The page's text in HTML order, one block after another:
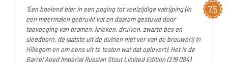
7,5
"Een boeiend bier in een poging tot veelzijdige vatrijping (in
een meermalen gebruikt vat en daarom gestuwd door
toevoeging van bramen, krieken, druiven, zwarte bes en
sleedoorn, de laatste uit de duinen niet ver van de brouwerij in
Hillegom en om eens uit te testen wat dat oplevert). Het is de
Barrel Aged Imperial Russian Stout Limited Edition (219 084)